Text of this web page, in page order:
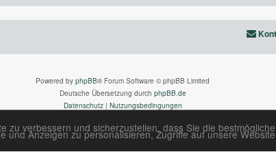
verbessern und sicherzustellen, dass Sie die
Anzeigen zu personalisieren, Zugriffe auf unsere
Powered by phpBB® Forum Software © phpBB Limited
Deutsche Übersetzung durch phpBB.de
Datenschutz| Nutzungsbedingungen